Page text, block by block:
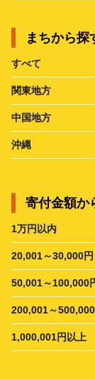
まちから探
すべて
関東地方
中国地方
沖縄
寄付金額か
1万円以内
20,001～30,000円
50,001～100,000
200,001～
1,000,001円以上